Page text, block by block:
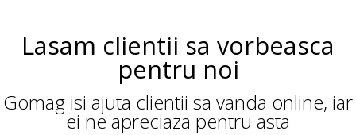
Lasam clientii sa vorbeasca
pentru noi
Gomag isi ajuta clientii sa vanda online, iar
ei ne apreciaza pentru asta